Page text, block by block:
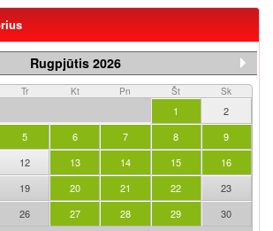
Rugpjūtis 2026
Tr Kt Pn Št Sk
1
2
5 6 7 8
9
12 13 14 15
16
19 20 21 22
23
26 27 28 29
30